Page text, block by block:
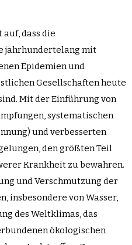
dass die
jahrhundertelang mit
Epidemien und
Gesellschaften heute
Mit der Einführung von
systematischen
und verbesserten
den größten Teil
Krankheit zu bewahren.
und Verschmutzung der
insbesondere von Wasser,
des Weltklimas, das
ökologischen